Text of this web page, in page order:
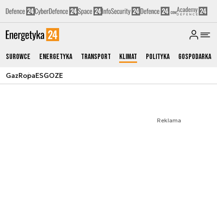
Surowce Energetyka Transport Klimat Polityka Gospodarka
GazRopaESGOZE
Reklama